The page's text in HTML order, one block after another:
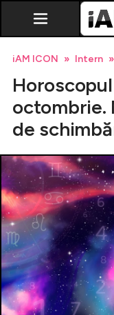
iAM ICON Intern
octombrie.
de